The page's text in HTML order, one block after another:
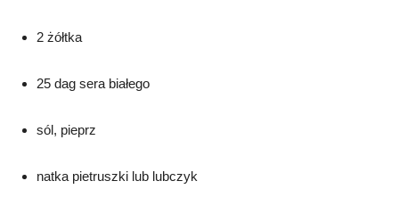
2 żółtka
25 dag sera białego
sól, pieprz
natka pietruszki lub lubczyk